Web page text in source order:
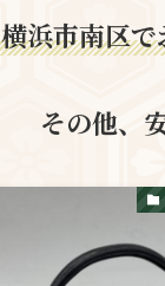
横浜市南区
その他、